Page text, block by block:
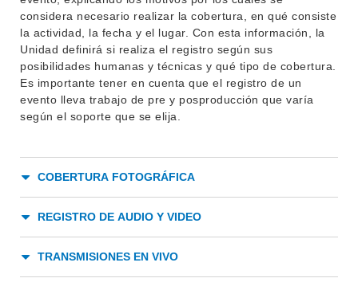
considera necesario realizar la cobertura, en qué consiste
la actividad, la fecha y el lugar. Con esta información, la
Unidad definirá si realiza el registro según sus
posibilidades humanas y técnicas y qué tipo de cobertura.
Es importante tener en cuenta que el registro de un
evento lleva trabajo de pre y posproducción que varía
según el soporte que se elija.
COBERTURA FOTOGRÁFICA
REGISTRO DE AUDIO Y VIDEO
TRANSMISIONES EN VIVO